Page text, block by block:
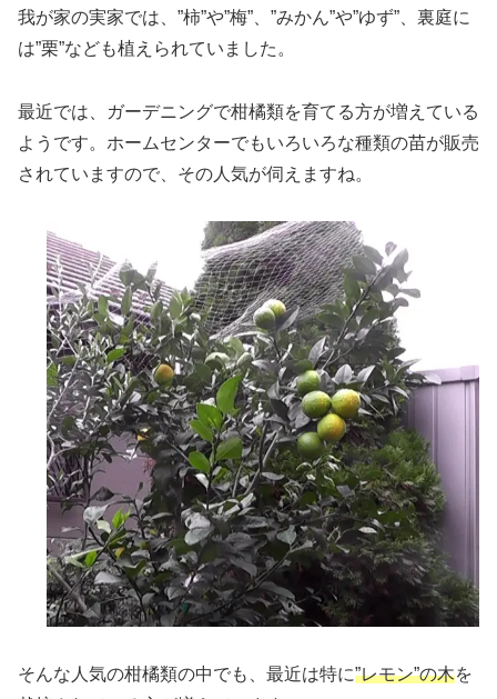
我が家の実家では、”柿”や”梅”、”みかん”や”ゆず”、裏庭に
は”栗”なども植えられていました。
最近では、ガーデニングで柑橘類を育てる方が増えている
ようです。ホームセンターでもいろいろな種類の苗が販売
されていますので、その人気が伺えますね。
そんな人気の柑橘類の中でも、最近は特に”レモン”の木を